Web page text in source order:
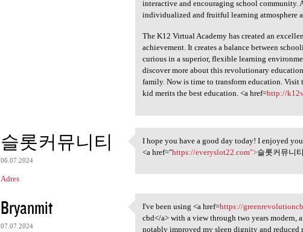
interactive and encouraging school community.
individualized and fruitful learning atmosphere
The K12 Virtual Academy has created an
achievement. It creates a balance between
curious in a superior, flexible learning
discover more about this revolutionary
family. Now is time to transform education. Visit
kid merits the best education. <a href=http://
슬롯커뮤니티
06.07.2024
Adres
I hope you have a good day
I hope you have a good day today! I enjoyed
<a href="https://everyslot22.com">슬롯커뮤니
Bryanmit
07.07.2024
I've been using <a href
I've been using <a href=https://
cbd</a> with a view through two years modern,
notably improved my sleep dignity and reduced